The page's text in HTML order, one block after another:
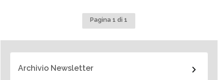
Pagina 1 di 1
Archivio Newsletter